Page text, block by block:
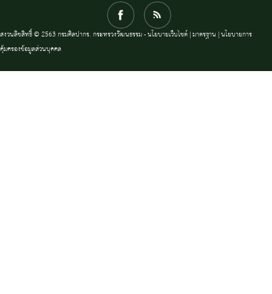
สงวนลิขสิทธิ์ © 2563 กรมศิลปากร. กระทรวงวัฒนธรรม -นโยบายเว็บไซต์|มาตรฐาน |นโยบายการ
คุ้มครองข้อมูลส่วนบุคคล